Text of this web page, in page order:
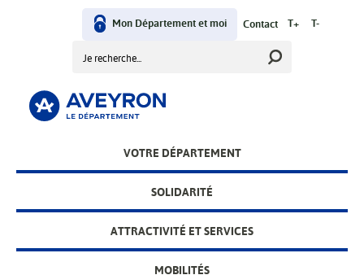
menu
Mon Département et moi Contact T+ T-
VOTRE DÉPARTEMENT
SOLIDARITÉ
ATTRACTIVITÉ ET SERVICES
MOBILITÉS